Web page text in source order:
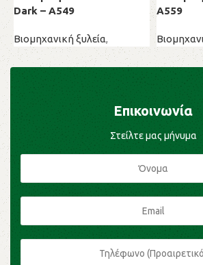
Dark – A549
Βιομηχανική ξυλεία,
Μελαμίνες
A559
Μελαμίνες
Επικοινωνία
Στείλτε μας μήνυμα